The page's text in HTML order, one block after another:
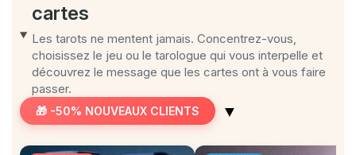
cartes
Les tarots ne mentent jamais. Concentrez-vous,
choisissez le jeu ou le tarologue qui vous interpelle et
découvrez le message que les cartes ont à vous faire
passer.
🎁 -50% NOUVEAUX CLIENTS ▼